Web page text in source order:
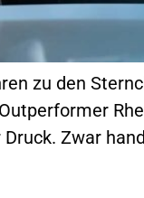
zu den
Zwar